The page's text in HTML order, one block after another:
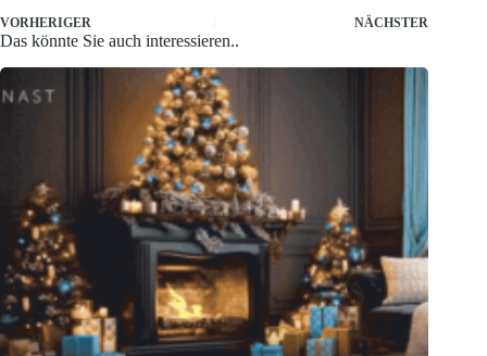
VORHERIGER NÄCHSTER
Das könnte Sie auch interessieren..